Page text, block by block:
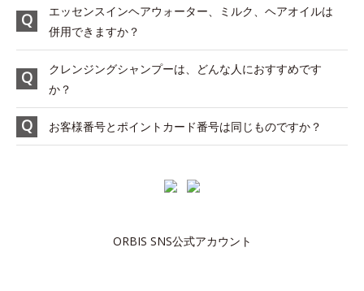
エッセンスインヘアウォーター、ミルク、ヘアオイルは
併用できますか？
クレンジングシャンプーは、どんな人におすすめです
か？
お客様番号とポイントカード番号は同じものですか？
ORBIS SNS公式アカウント